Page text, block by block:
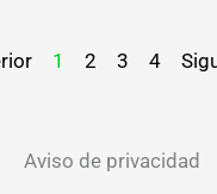
1 2 3 4
Aviso de privacidad